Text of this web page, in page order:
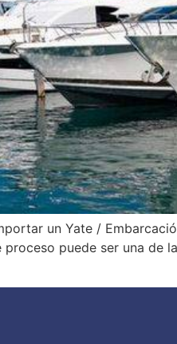
un Yate /
puede ser una de